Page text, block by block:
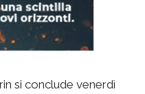
si conclude venerdì